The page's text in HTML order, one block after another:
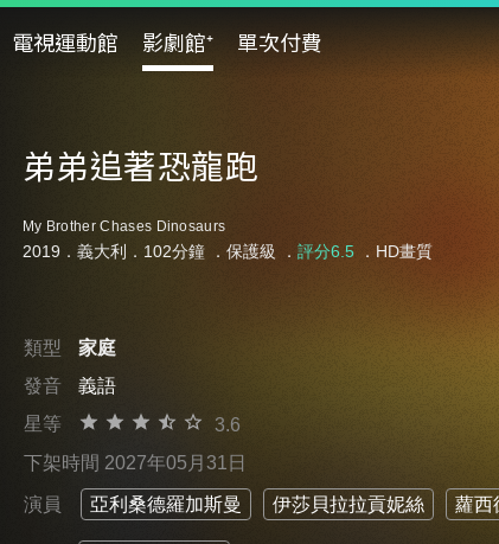
電視運動館 影劇館⁺ 單次付費
弟弟追著恐龍跑
My Brother Chases Dinosaurs
2019．義大利．102分鐘 ． 保護級 ． 評分6.5．HD畫質
類型
家庭
發音
義語
星等
3.6
下架時間 2027年05月31日
演員 亞利桑德羅加斯曼 伊莎貝拉拉貢妮絲 蘿西